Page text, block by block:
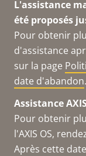
L'assistance
été proposés
Pour obtenir
d'assistance
sur la page
date d'abandon.
Assistance
Pour obtenir
l'AXIS OS,
Après cette